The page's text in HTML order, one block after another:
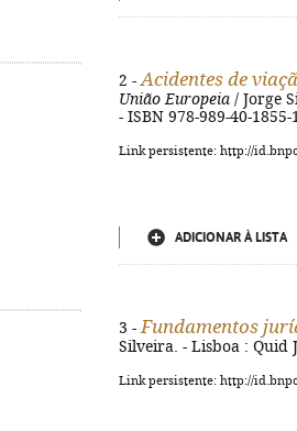
2 - Acidentes de
União Europeia / Jorge
- ISBN 978-989-40-1855-1
Link persistente: http://
ADICIONAR À LISTA
3 - Fundamentos
Silveira. - Lisboa : Quid
Link persistente: http://